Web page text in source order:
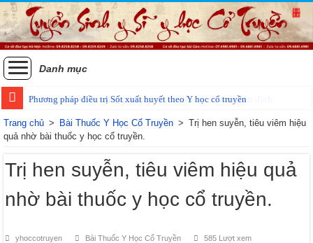
Danh mục
Phương pháp điều trị Sốt xuất huyết theo Y học cổ truyền
Trang chủ > Bài Thuốc Y Học Cổ Truyền > Trị hen suyễn, tiêu viêm hiệu
quả nhờ bài thuốc y học cổ truyền.
Trị hen suyễn, tiêu viêm hiệu quả
nhờ bài thuốc y học cổ truyền.
yhoccotruyen Bài Thuốc Y Học Cổ Truyền 585 Lượt xem